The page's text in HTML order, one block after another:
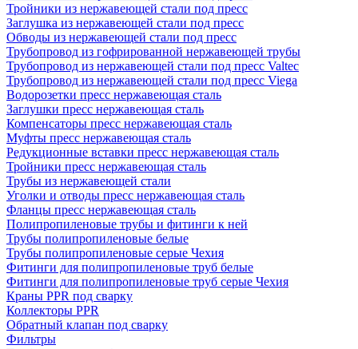
Тройники из нержавеющей стали под пресс
Заглушка из нержавеющей стали под пресс
Обводы из нержавеющей стали под пресс
Трубопровод из гофрированной нержавеющей трубы
Трубопровод из нержавеющей стали под пресс Valtec
Трубопровод из нержавеющей стали под пресс Viega
Водорозетки пресс нержавеющая сталь
Заглушки пресс нержавеющая сталь
Компенсаторы пресс нержавеющая сталь
Муфты пресс нержавеющая сталь
Редукционные вставки пресс нержавеющая сталь
Тройники пресс нержавеющая сталь
Трубы из нержавеющей стали
Уголки и отводы пресс нержавеющая сталь
Фланцы пресс нержавеющая сталь
Полипропиленовые трубы и фитинги к ней
Трубы полипропиленовые белые
Трубы полипропиленовые серые Чехия
Фитинги для полипропиленовые труб белые
Фитинги для полипропиленовые труб серые Чехия
Краны PPR под сварку
Коллекторы PPR
Обратный клапан под сварку
Фильтры